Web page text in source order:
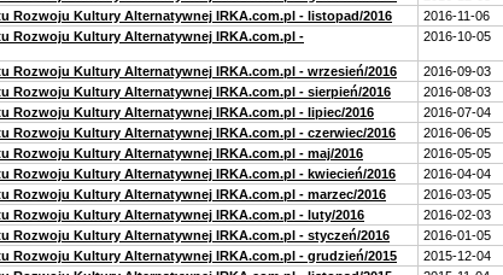
Rozwoju Kultury Alternatywnej IRKA.com.pl - listopad/2016
2016-11-06
Rozwoju Kultury Alternatywnej IRKA.com.pl -
2016-10-05
Rozwoju Kultury Alternatywnej IRKA.com.pl - wrzesień/2016
2016-09-03
Rozwoju Kultury Alternatywnej IRKA.com.pl - sierpień/2016
2016-08-03
Rozwoju Kultury Alternatywnej IRKA.com.pl - lipiec/2016
2016-07-04
Rozwoju Kultury Alternatywnej IRKA.com.pl - czerwiec/2016
2016-06-05
Rozwoju Kultury Alternatywnej IRKA.com.pl - maj/2016
2016-05-05
Rozwoju Kultury Alternatywnej IRKA.com.pl - kwiecień/2016
2016-04-04
Rozwoju Kultury Alternatywnej IRKA.com.pl - marzec/2016
2016-03-05
Rozwoju Kultury Alternatywnej IRKA.com.pl - luty/2016
2016-02-03
Rozwoju Kultury Alternatywnej IRKA.com.pl - styczeń/2016
2016-01-05
Rozwoju Kultury Alternatywnej IRKA.com.pl - grudzień/2015
2015-12-04